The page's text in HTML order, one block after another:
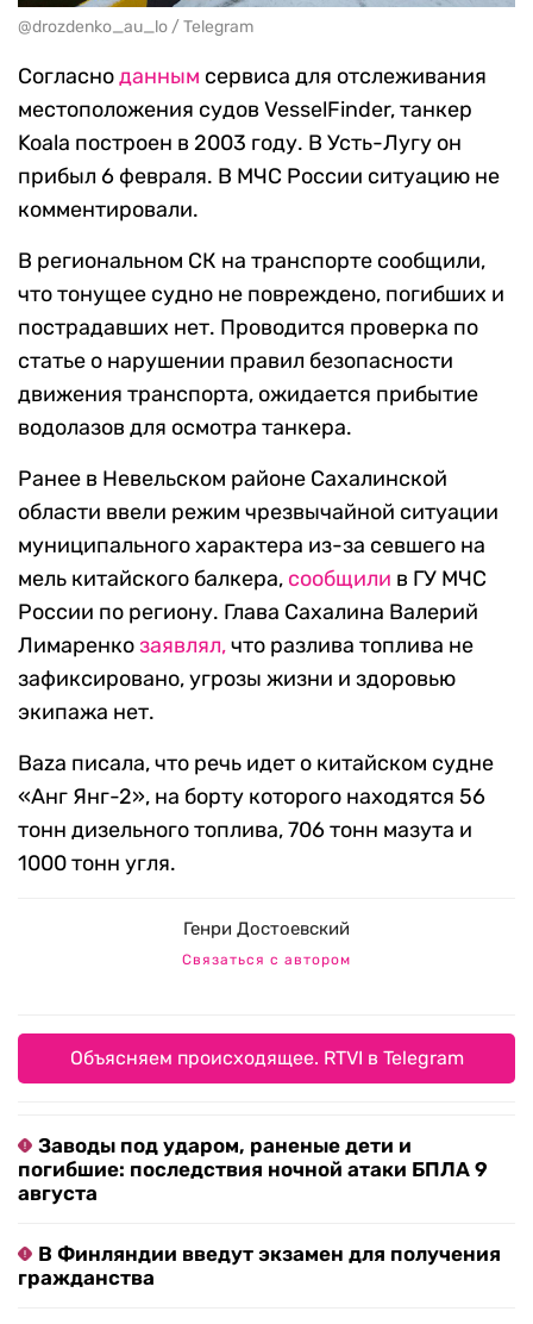
@drozdenko_au_lo / Telegram
Согласноданным сервиса для отслеживания
местоположения судов VesselFinder, танкер
Koala построен в 2003 году. В Усть-Лугу он
прибыл 6 февраля. В МЧС России ситуацию не
комментировали.
В региональном СК на транспорте сообщили,
что тонущее судно не повреждено, погибших и
пострадавших нет. Проводится проверка по
статье о нарушении правил безопасности
движения транспорта, ожидается прибытие
водолазов для осмотра танкера.
Ранее в Невельском районе Сахалинской
области ввели режим чрезвычайной ситуации
муниципального характера из-за севшего на
мель китайского балкера, сообщили в ГУ МЧС
России по региону. Глава Сахалина Валерий
Лимаренкозаявлял,что разлива топлива не
зафиксировано, угрозы жизни и здоровью
экипажа нет.
Baza писала, что речь идет о китайском судне
«Анг Янг-2», на борту которого находятся 56
тонн дизельного топлива, 706 тонн мазута и
1000 тонн угля.
Генри Достоевский
Связаться с автором
Объясняем происходящее. RTVI в Telegram
Заводы под ударом, раненые дети и
погибшие: последствия ночной атаки БПЛА 9
августа
В Финляндии введут экзамен для получения
гражданства